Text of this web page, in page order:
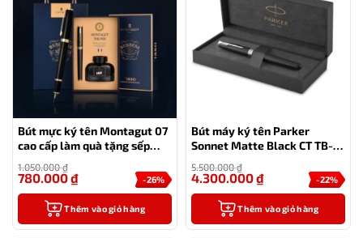
Bút mực ký tên Montagut 07
cao cấp làm quà tặng sếp
(tặng kèm 1 lọ mực)
1.050.000₫
-26%
780.000₫
Thêm vào giỏ hàng
Bút máy ký tên Parker
Sonnet Matte Black CT TB-
1931522 chính hãng
5.500.000₫
-22%
4.300.000₫
Thêm vào giỏ hàng